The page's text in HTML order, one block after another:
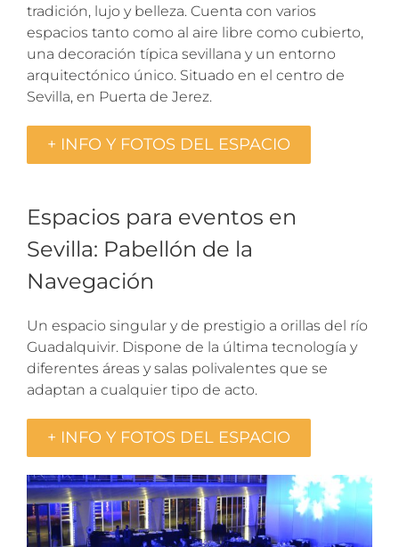
tradición, lujo y belleza. Cuenta con varios
espacios tanto como al aire libre como cubierto,
una decoración típica sevillana y un entorno
arquitectónico único. Situado en el centro de
Sevilla, en Puerta de Jerez.
+ INFO Y FOTOS DEL ESPACIO
Espacios para eventos en
Sevilla: Pabellón de la
Navegación
Un espacio singular y de prestigio a orillas del río
Guadalquivir. Dispone de la última tecnología y
diferentes áreas y salas polivalentes que se
adaptan a cualquier tipo de acto.
+ INFO Y FOTOS DEL ESPACIO